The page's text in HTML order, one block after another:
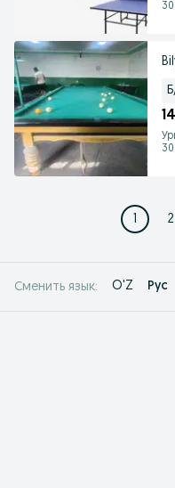
1 2
Сменить язык: O'Z Рус